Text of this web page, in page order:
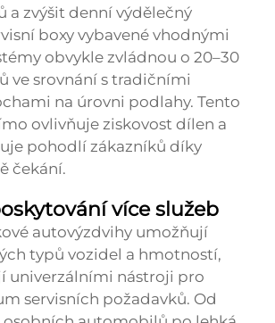
a zvýšit denní výdělečný
boxy vybavené vhodnými
obvykle zvládnou o 20–30
ve srovnání s tradičními
na úrovni podlahy. Tento
ovlivňuje ziskovost dílen a
pohodlí zákazníků díky
čekání.
více služeb
autovýzdvihy umožňují
typů vozidel a hmotností,
univerzálními nástroji pro
servisních požadavků. Od